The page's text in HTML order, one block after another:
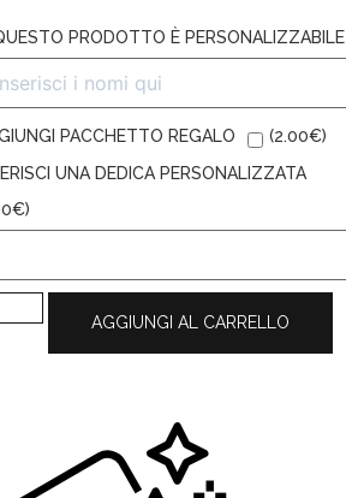
PRODOTTO È PERSONALIZZABILE
PACCHETTO REGALO (2.00€)
UNA DEDICA PERSONALIZZATA
€)
AGGIUNGI AL CARRELLO